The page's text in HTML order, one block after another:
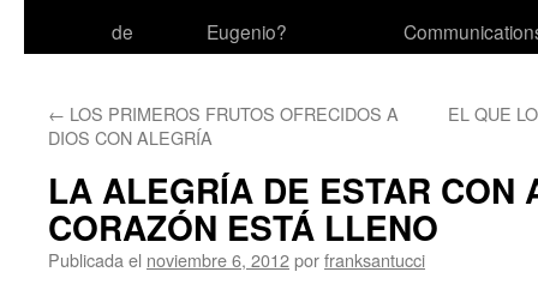
de
Eugenio?
← LOS PRIMEROS FRUTOS OFRECIDOS A
DIOS CON ALEGRÍA
EL QUE
LA ALEGRÍA DE ESTAR CON
CORAZÓN ESTÁ LLENO
Publicada el noviembre 6, 2012porfranksantucci